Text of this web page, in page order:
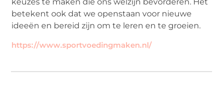
keuzes te maken die ons welzijn bevorderen. Het
betekent ook dat we openstaan voor nieuwe
ideeën en bereid zijn om te leren en te groeien.
https://www.sportvoedingmaken.nl/